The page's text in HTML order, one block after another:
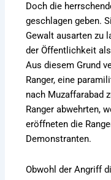
Doch die
geschlagen geben.
Gewalt ausarten zu
der Öffentlichkeit
Aus diesem Grund
Ranger, eine
nach Muzaffarabad
Ranger abwehrten,
eröffneten die
Demonstranten.
Obwohl der Angriff